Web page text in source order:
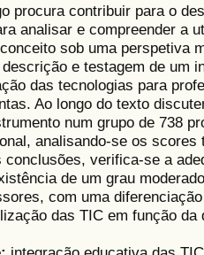
procura contribuir para o
analisar e compreender a
sob uma perspetiva
e testagem de um
das tecnologias para
Ao longo do texto
num grupo de 738
analisando-se os
conclusões, verifica-se a
de um grau
com uma
das TIC em função da